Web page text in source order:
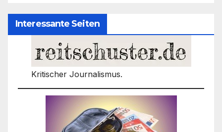
Interessante Seiten
Kritischer Journalismus.